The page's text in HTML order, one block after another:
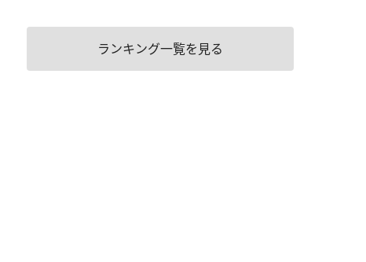
ランキング一覧を見る